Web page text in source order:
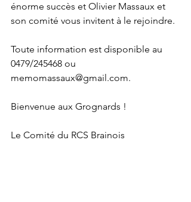
énorme succès et Olivier Massaux et
son comité vous invitent à le rejoindre.
Toute information est disponible au
0479/245468 ou
memomassaux@gmail.com.
Bienvenue aux Grognards !
Le Comité du RCS Brainois